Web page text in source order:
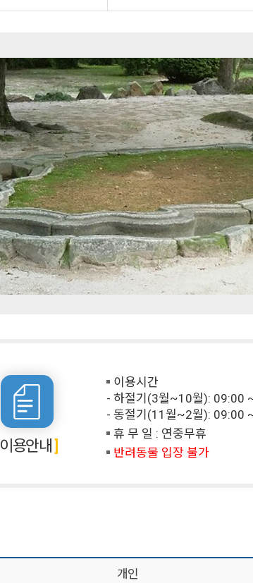
이용안내
이용시간
- 하절기(3월~10월): 09:00
- 동절기(11월~2월): 09:00
휴 무 일 : 연중무휴
반려동물 입장 불가
개인